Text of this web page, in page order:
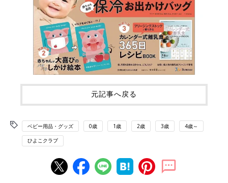
元記事へ戻る
ベビー用品・グッズ 0歳 1歳 2歳 3歳 4歳～
ひよこクラブ